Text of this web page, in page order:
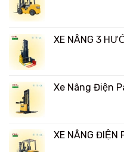
XE NÂNG 3
Xe Nâng Điện
XE NÂNG ĐIỆN